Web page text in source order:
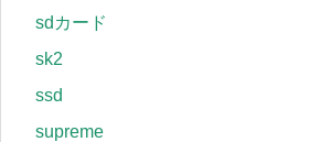
sdカード
sk2
ssd
supreme